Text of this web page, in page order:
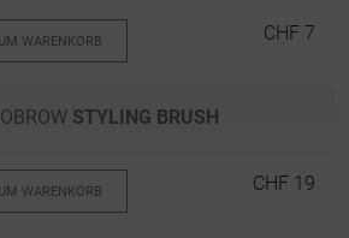
WARENKORB CHF 7
STYLING BRUSH
WARENKORB CHF 19